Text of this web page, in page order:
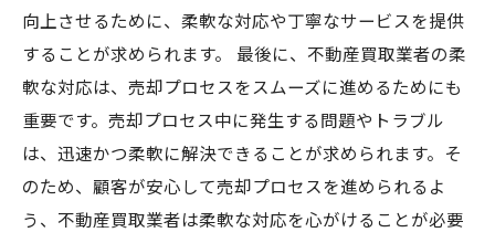
向上させるために、柔軟な対応や丁寧なサービスを提供
することが求められます。 最後に、不動産買取業者の柔
軟な対応は、売却プロセスをスムーズに進めるためにも
重要です。売却プロセス中に発生する問題やトラブル
は、迅速かつ柔軟に解決できることが求められます。そ
のため、顧客が安心して売却プロセスを進められるよ
う、不動産買取業者は柔軟な対応を心がけることが必要